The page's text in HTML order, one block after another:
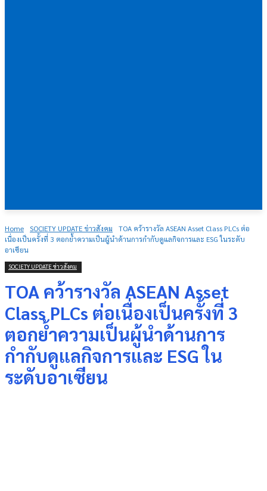
Home SOCIETY UPDATE ข่าวสังคม
TOA คว้ารางวัล ASEAN Asset Class PLCs ต่อ
เนื่องเป็นครั้งที่ 3 ตอกย้ำความเป็นผู้นำด้านการกำกับดูแลกิจการและ ESG ในระดับ
อาเซียน
SOCIETY UPDATE ข่าวสังคม
TOA คว้ารางวัล ASEAN Asset
Class PLCs ต่อเนื่องเป็นครั้งที่ 3
ตอกย้ำความเป็นผู้นำด้านการ
กำกับดูแลกิจการและ ESG ใน
ระดับอาเซียน